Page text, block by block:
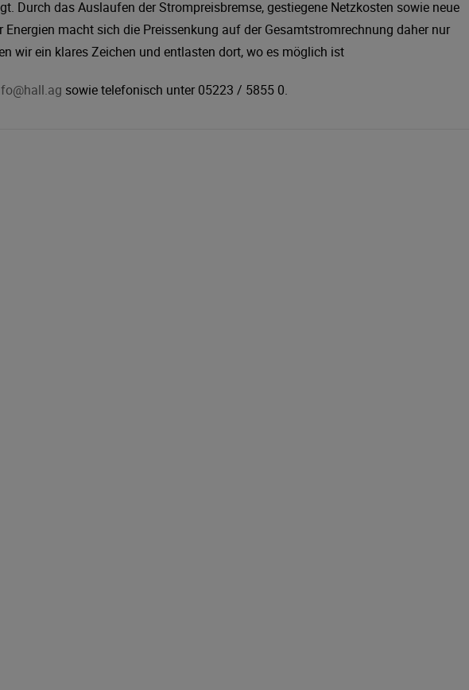
Durch das Auslaufen der Strompreisbremse, gestiegene Netzkosten sowie neue
Energien macht sich die Preissenkung auf der Gesamtstromrechnung daher nur
wir ein klares Zeichen und entlasten dort, wo es möglich ist
sowie telefonisch unter 05223 / 5855 0.